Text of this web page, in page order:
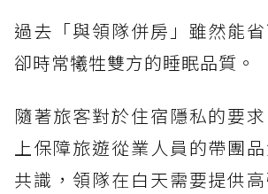
過去「與領隊併房」雖然能省
卻時常犧牲雙方的睡眠品質。
隨著旅客對於住宿隱私的要
上保障旅遊從業人員的帶團
共識，領隊在白天需要提供